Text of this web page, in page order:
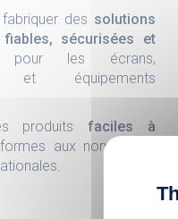
des solutions
sécurisées et
les écrans,
et équipements
produits faciles à
aux normes de